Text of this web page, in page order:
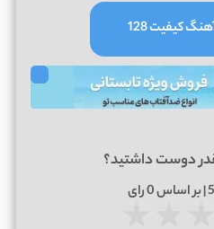
کیفیت 128
دوست داشتید؟
0رای